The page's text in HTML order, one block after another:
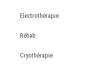
Electrothérapie
Réhab
Cryothérapie